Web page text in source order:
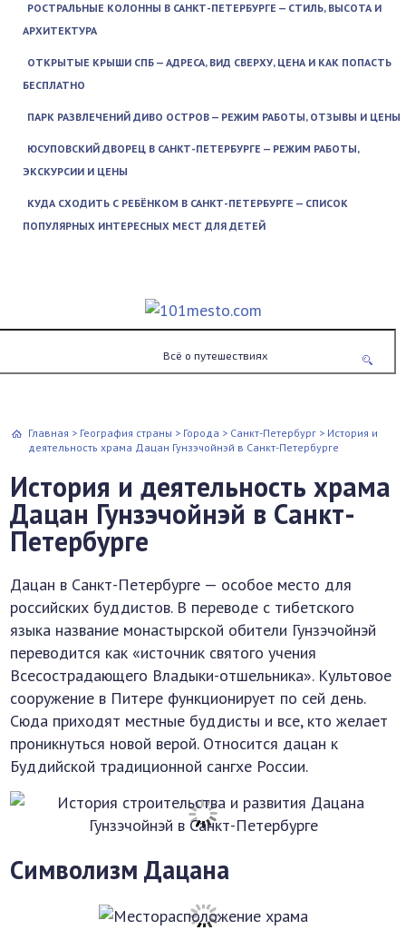
РОСТРАЛЬНЫЕ КОЛОННЫ В САНКТ-ПЕТЕРБУРГЕ — СТИЛЬ, ВЫСОТА И
АРХИТЕКТУРА
ОТКРЫТЫЕ КРЫШИ СПБ — АДРЕСА, ВИД СВЕРХУ, ЦЕНА И КАК ПОПАСТЬ
БЕСПЛАТНО
ПАРК РАЗВЛЕЧЕНИЙ ДИВО ОСТРОВ — РЕЖИМ РАБОТЫ, ОТЗЫВЫ И ЦЕНЫ
ЮСУПОВСКИЙ ДВОРЕЦ В САНКТ-ПЕТЕРБУРГЕ — РЕЖИМ РАБОТЫ,
ЭКСКУРСИИ И ЦЕНЫ
КУДА СХОДИТЬ С РЕБЁНКОМ В САНКТ-ПЕТЕРБУРГЕ — СПИСОК
ПОПУЛЯРНЫХ ИНТЕРЕСНЫХ МЕСТ ДЛЯ ДЕТЕЙ
Всё о путешествиях
Главная > География страны > Города > Санкт-Петербург > История и
деятельность храма Дацан Гунзэчойнэй в Санкт-Петербурге
История и деятельность храма
Дацан Гунзэчойнэй в Санкт-
Петербурге
Дацан в Санкт-Петербурге — особое место для
российских буддистов. В переводе с тибетского
языка название монастырской обители Гунзэчойнэй
переводится как «источник святого учения
Всесострадающего Владыки-отшельника». Культовое
сооружение в Питере функционирует по сей день.
Сюда приходят местные буддисты и все, кто желает
проникнуться новой верой. Относится дацан к
Буддийской традиционной сангхе России.
Символизм Дацана